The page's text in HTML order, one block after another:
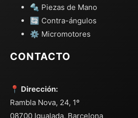
🔩 Piezas de Mano
🔄 Contra-ángulos
⚙️ Micromotores
CONTACTO
📍 Dirección:
Rambla Nova, 24, 1º
08700 Igualada, Barcelona